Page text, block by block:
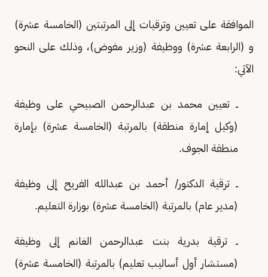
الموافقة على تعيين وترقيات إلى المرتبتين (الخامسة عشرة)
و (الرابعة عشرة) ووظيفة (وزير مفوض)، وذلك على النحو
الآتي:
ــ تعيين محمد بن عبدالرحمن الصبيحي على وظيفة
(وكيل إمارة منطقة) بالمرتبة (الخامسة عشرة) بإمارة
منطقة الجوف.
ــ ترقية الدكتور/ أحمد بن عبدالله الفريح إلى وظيفة
(مدير عام) بالمرتبة (الخامسة عشرة) بوزارة التعليم.
ــ ترقية بدرية بنت عبدالرحمن الغانم إلى وظيفة
(مستشار أول أساليب تعليم) بالمرتبة (الخامسة عشرة)